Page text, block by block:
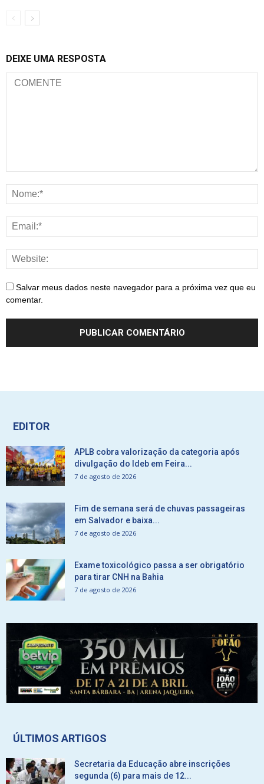
DEIXE UMA RESPOSTA
Salvar meus dados neste navegador para a próxima vez que eu
comentar.
EDITOR
APLB cobra valorização da categoria após
divulgação do Ideb em Feira...
7 de agosto de 2026
Fim de semana será de chuvas passageiras
em Salvador e baixa...
7 de agosto de 2026
Exame toxicológico passa a ser obrigatório
para tirar CNH na Bahia
7 de agosto de 2026
ÚLTIMOS ARTIGOS
Secretaria da Educação abre inscrições
segunda (6) para mais de 12...